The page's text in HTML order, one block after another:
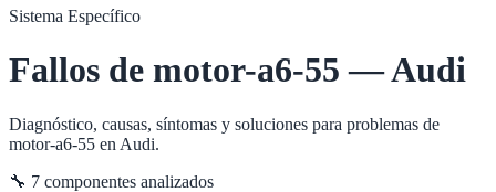
Sistema Específico
Fallos de motor-a6-55 —Audi
Diagnóstico, causas, síntomas y soluciones para problemas de
motor-a6-55 en Audi.
🔧 7 componentes analizados